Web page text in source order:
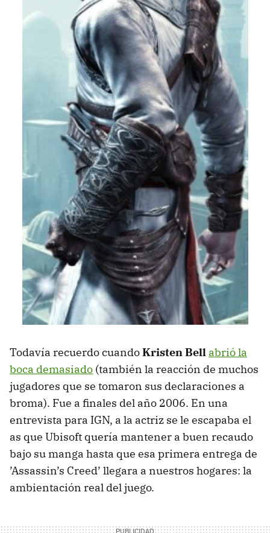
Todavía recuerdo cuandoKristen Bell abrió la
boca demasiado (también la reacción de muchos
jugadores que se tomaron sus declaraciones a
broma). Fue a finales del año 2006. En una
entrevista para IGN, a la actriz se le escapaba el
as que Ubisoft quería mantener a buen recaudo
bajo su manga hasta que esa primera entrega de
’Assassin’s Creed’ llegara a nuestros hogares: la
ambientación real del juego.